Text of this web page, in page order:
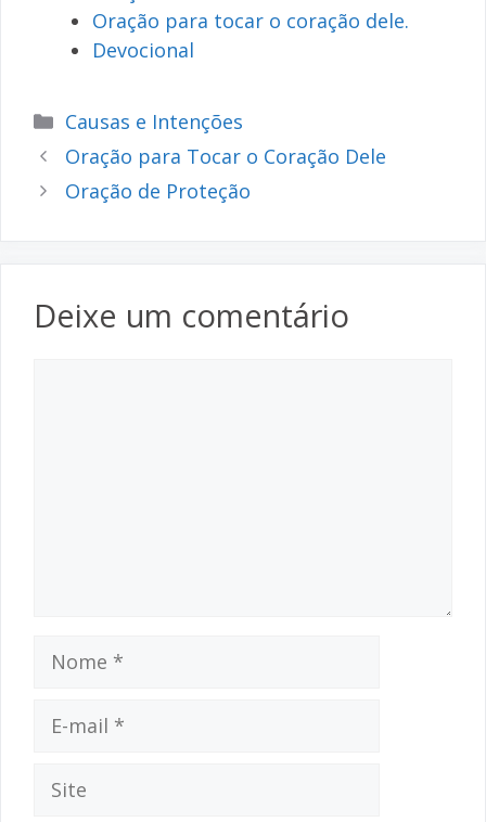
Oração para tocar o coração dele.
Devocional
Categorias
Causas e Intenções
Oração para Tocar o Coração Dele
Oração de Proteção
Deixe um comentário
mail